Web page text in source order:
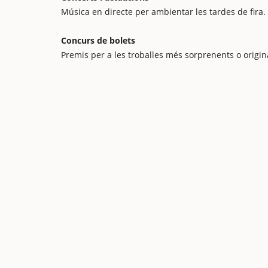
Música en directe per ambientar les tardes de fira.
Concurs de bolets
Premis per a les troballes més sorprenents o